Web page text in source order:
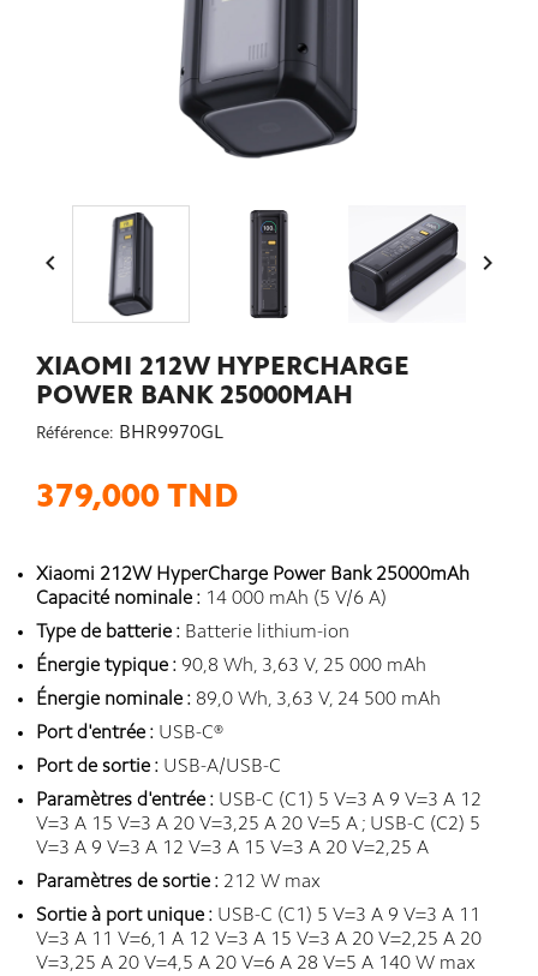
 
XIAOMI 212W HYPERCHARGE
POWER BANK 25000MAH
Référence: BHR9970GL
379,000 TND
Xiaomi 212W HyperCharge Power Bank 25000mAh
Capacité nominale : 14 000 mAh (5 V/6 A)
Type de batterie : Batterie lithium-ion
Énergie typique : 90,8 Wh, 3,63 V, 25 000 mAh
Énergie nominale : 89,0 Wh, 3,63 V, 24 500 mAh
Port d'entrée : USB-C®
Port de sortie : USB-A/USB-C
Paramètres d'entrée : USB-C (C1) 5 V=3 A 9 V=3 A 12
V=3 A 15 V=3 A 20 V=3,25 A 20 V=5 A ; USB-C (C2) 5
V=3 A 9 V=3 A 12 V=3 A 15 V=3 A 20 V=2,25 A
Paramètres de sortie : 212 W max
Sortie à port unique : USB-C (C1) 5 V=3 A 9 V=3 A 11
V=3 A 11 V=6,1 A 12 V=3 A 15 V=3 A 20 V=2,25 A 20
V=3,25 A 20 V=4,5 A 20 V=6 A 28 V=5 A 140 W max